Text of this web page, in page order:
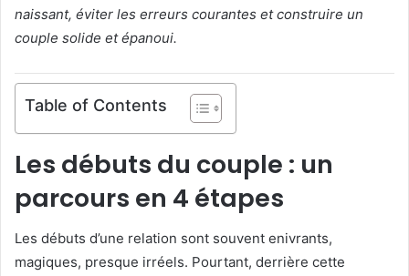
naissant, éviter les erreurs courantes et construire un
couple solide et épanoui.
Table of Contents
Les débuts du couple : un
parcours en 4 étapes
Les débuts d’une relation sont souvent enivrants,
magiques, presque irréels. Pourtant, derrière cette